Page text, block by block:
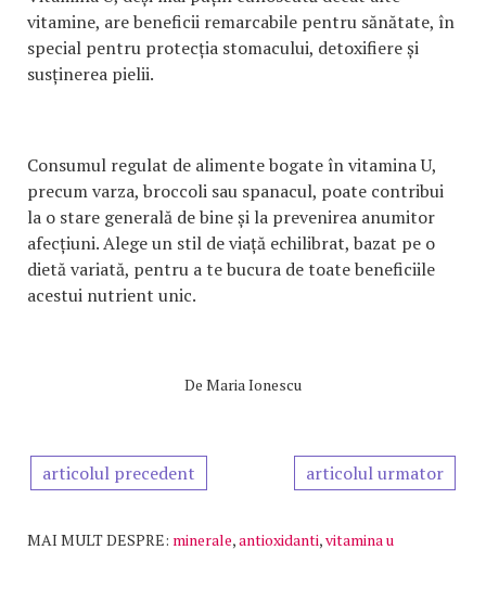
vitamine, are beneficii remarcabile pentru sănătate, în
special pentru protecția stomacului, detoxifiere și
susținerea pielii.
Consumul regulat de alimente bogate în vitamina U,
precum varza, broccoli sau spanacul, poate contribui
la o stare generală de bine și la prevenirea anumitor
afecțiuni. Alege un stil de viață echilibrat, bazat pe o
dietă variată, pentru a te bucura de toate beneficiile
acestui nutrient unic.
De Maria Ionescu
articolul precedent articolul urmator
MAI MULT DESPRE: minerale,antioxidanti,vitamina u